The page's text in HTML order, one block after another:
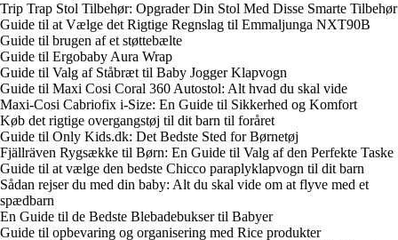
Trip Trap Stol Tilbehør: Opgrader Din Stol Med Disse Smarte Tilbehør
Guide til at Vælge det Rigtige Regnslag til Emmaljunga NXT90B
Guide til brugen af et støttebælte
Guide til Ergobaby Aura Wrap
Guide til Valg af Ståbræt til Baby Jogger Klapvogn
Guide til Maxi Cosi Coral 360 Autostol: Alt hvad du skal vide
Maxi-Cosi Cabriofix i-Size: En Guide til Sikkerhed og Komfort
Køb det rigtige overgangstøj til dit barn til foråret
Guide til Only Kids.dk: Det Bedste Sted for Børnetøj
Fjällräven Rygsække til Børn: En Guide til Valg af den Perfekte Taske
Guide til at vælge den bedste Chicco paraplyklapvogn til dit barn
Sådan rejser du med din baby: Alt du skal vide om at flyve med et
spædbarn
En Guide til de Bedste Blebadebukser til Babyer
Guide til opbevaring og organisering med Rice produkter